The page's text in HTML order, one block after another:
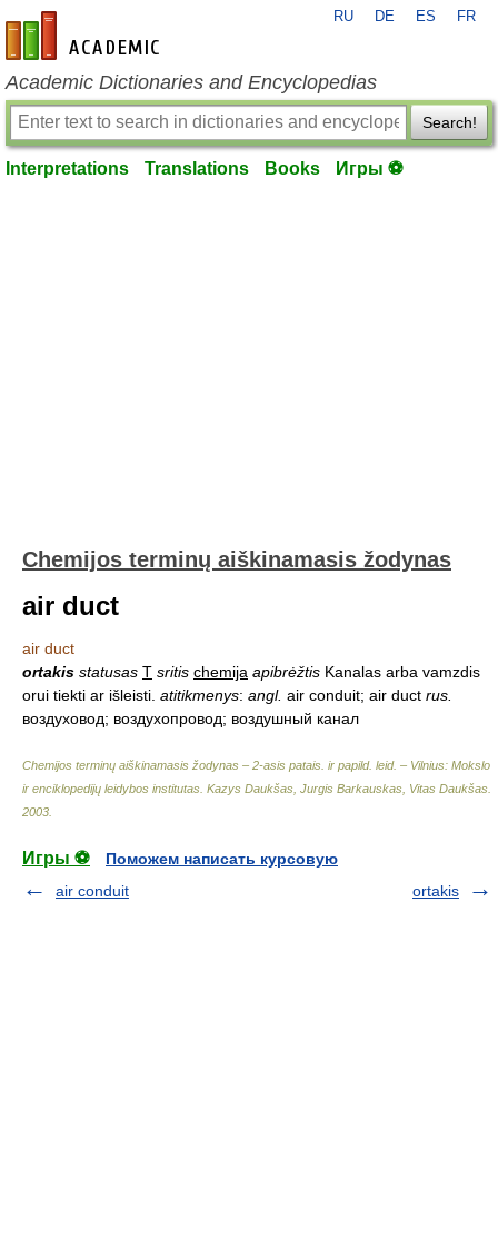
en-academic.com
RU DE ES FR
Academic Dictionaries and Encyclopedias
Search!
Interpretations Translations Books Игры ⚽
Chemijos terminų aiškinamasis žodynas
air duct
air duct
ortakis statusas T sritis chemija apibrėžtis Kanalas arba vamzdis
orui tiekti ar išleisti. atitikmenys: angl. air conduit; air duct rus.
воздуховод; воздухопровод; воздушный канал
Chemijos terminų aiškinamasis žodynas – 2-asis patais. ir papild. leid. – Vilnius: Mokslo
ir enciklopedijų leidybos institutas Kazys Daukšas, Jurgis Barkauskas, Vitas Daukšas
2003
Игры ⚽
Поможем написать курсовую
air conduit
ortakis